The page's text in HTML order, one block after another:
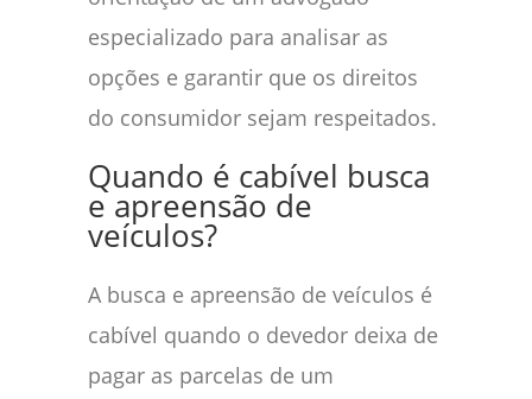
especializado para analisar as
opções e garantir que os direitos
do consumidor sejam respeitados.
Quando é cabível busca
e apreensão de
veículos?
A busca e apreensão de veículos é
cabível quando o devedor deixa de
pagar as parcelas de um